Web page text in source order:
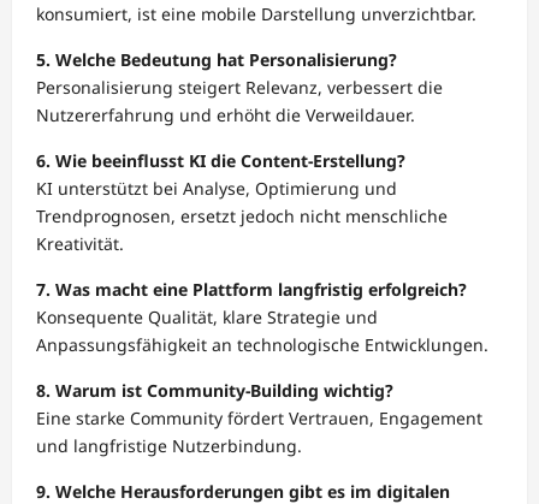
konsumiert, ist eine mobile Darstellung unverzichtbar.
5. Welche Bedeutung hat Personalisierung?
Personalisierung steigert Relevanz, verbessert die
Nutzererfahrung und erhöht die Verweildauer.
6. Wie beeinflusst KI die Content-Erstellung?
KI unterstützt bei Analyse, Optimierung und
Trendprognosen, ersetzt jedoch nicht menschliche
Kreativität.
7. Was macht eine Plattform langfristig erfolgreich?
Konsequente Qualität, klare Strategie und
Anpassungsfähigkeit an technologische Entwicklungen.
8. Warum ist Community-Building wichtig?
Eine starke Community fördert Vertrauen, Engagement
und langfristige Nutzerbindung.
9. Welche Herausforderungen gibt es im digitalen